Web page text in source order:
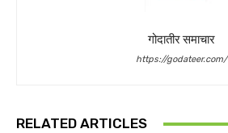
गोदातीर समाचार
https://godateer.com/
RELATED ARTICLES